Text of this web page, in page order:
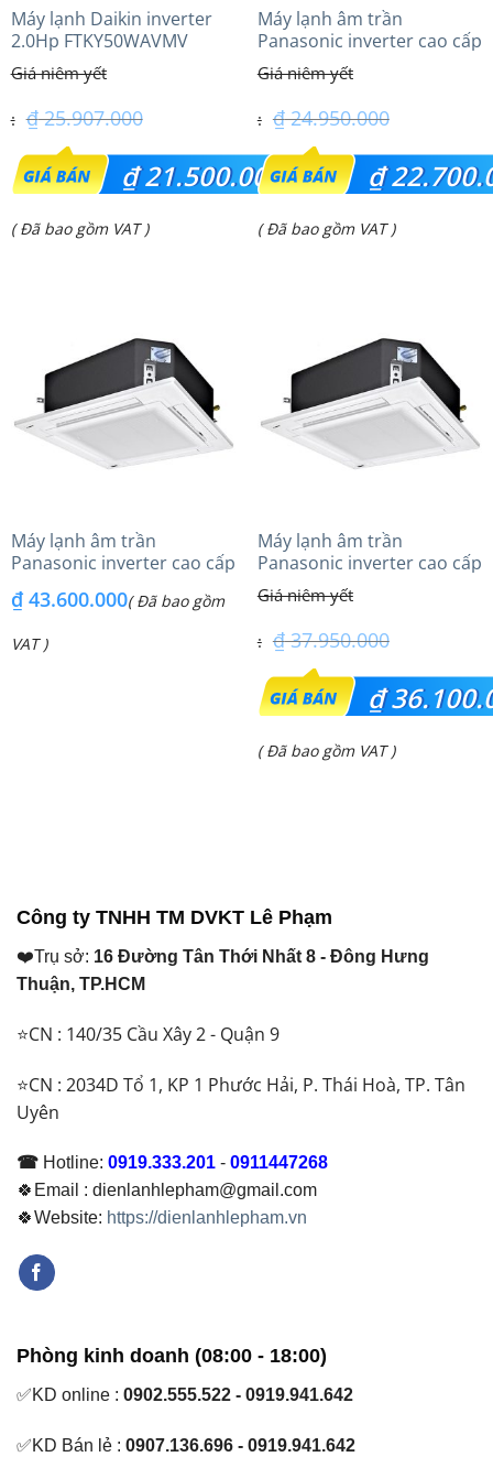
Máy lạnh Daikin inverter
2.0Hp FTKY50WAVMV
₫25.907.000
Giá
gốc
là:
₫21.500.000
Giá
₫ 21.500.000.
( Đã bao gồm VAT )
Máy lạnh âm trần
Panasonic inverter cao cấp
(2.0 Hp) S-1821PU3HA/U-
18PRH1H5
₫24.950.000
Giá
gốc
là:
₫
Giá
₫ 22.700.000.
( Đã bao gồm VAT )
Máy lạnh âm trần
Panasonic inverter cao cấp
48PRH1H8 – 3 Pha
₫43.600.000( Đã bao gồm
VAT )
Máy lạnh âm trần
Panasonic inverter cao cấp
(4.0Hp) S-3448PU3HA/U-
34PRH1H5
₫37.950.000
Giá
gốc
là:
₫
Giá
( Đã bao gồm VAT )
Công ty TNHH TM DVKT Lê Phạm
❤️Trụ sở: 16 Đường Tân Thới Nhất 8 - Đông Hưng
Thuận, TP.HCM
⭐CN : 140/35 Cầu Xây 2 - Quận 9
⭐CN : 2034D Tổ 1, KP 1 Phước Hải, P. Thái Hoà, TP. Tân
Uyên
☎ Hotline: 0919.333.201 - 0911447268
🍀Email : dienlanhlepham@gmail.com
🍀Website: https://dienlanhlepham.vn
Phòng kinh doanh (08:00 - 18:00)
✅KD online : 0902.555.522 - 0919.941.642
✅KD Bán lẻ : 0907.136.696 - 0919.941.642